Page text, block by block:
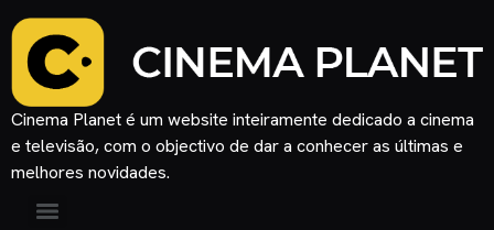
Cinema Planet é um website inteiramente dedicado a cinema
e televisão, com o objectivo de dar a conhecer as últimas e
melhores novidades.